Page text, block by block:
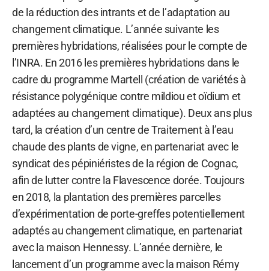
de la réduction des intrants et de l’adaptation au
changement climatique. L’année suivante les
premières hybridations, réalisées pour le compte de
l’INRA. En 2016 les premières hybridations dans le
cadre du programme Martell (création de variétés à
résistance polygénique contre mildiou et oïdium et
adaptées au changement climatique). Deux ans plus
tard, la création d’un centre de Traitement à l’eau
chaude des plants de vigne, en partenariat avec le
syndicat des pépiniéristes de la région de Cognac,
afin de lutter contre la Flavescence dorée. Toujours
en 2018, la plantation des premières parcelles
d’expérimentation de porte-greffes potentiellement
adaptés au changement climatique, en partenariat
avec la maison Hennessy. L’année dernière, le
lancement d’un programme avec la maison Rémy